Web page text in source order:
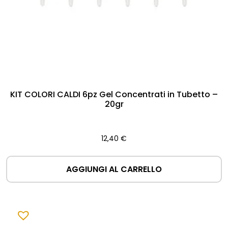
KIT COLORI CALDI 6pz Gel Concentrati in Tubetto –
20gr
12,40 €
AGGIUNGI AL CARRELLO